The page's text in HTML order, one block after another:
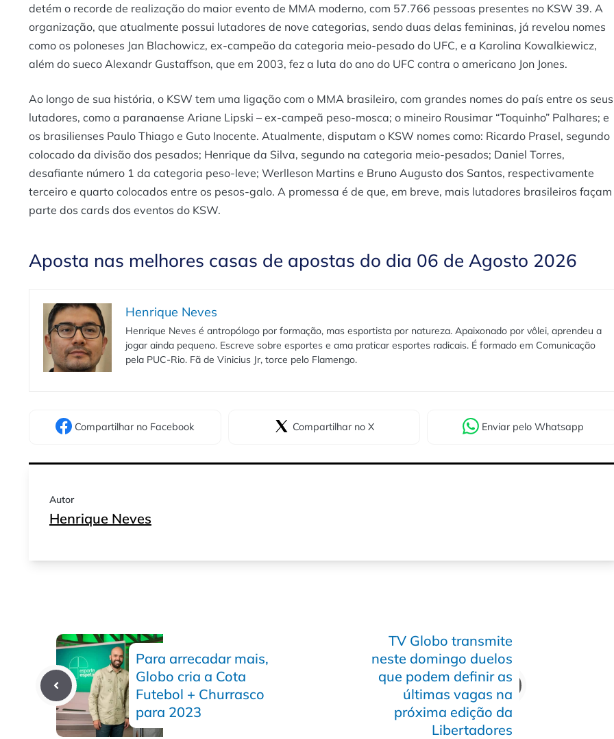
detém o recorde de realização do maior evento de MMA moderno, com 57.766 pessoas presentes no KSW 39. A
organização, que atualmente possui lutadores de nove categorias, sendo duas delas femininas, já revelou nomes
como os poloneses Jan Blachowicz, ex-campeão da categoria meio-pesado do UFC, e a Karolina Kowalkiewicz,
além do sueco Alexandr Gustaffson, que em 2003, fez a luta do ano do UFC contra o americano Jon Jones.
Ao longo de sua história, o KSW tem uma ligação com o MMA brasileiro, com grandes nomes do país entre os seus
lutadores, como a paranaense Ariane Lipski – ex-campeã peso-mosca; o mineiro Rousimar “Toquinho” Palhares; e
os brasilienses Paulo Thiago e Guto Inocente. Atualmente, disputam o KSW nomes como: Ricardo Prasel, segundo
colocado da divisão dos pesados; Henrique da Silva, segundo na categoria meio-pesados; Daniel Torres,
desafiante número 1 da categoria peso-leve; Werlleson Martins e Bruno Augusto dos Santos, respectivamente
terceiro e quarto colocados entre os pesos-galo. A promessa é de que, em breve, mais lutadores brasileiros façam
parte dos cards dos eventos do KSW.
Aposta nas melhores casas de apostas do dia 06 de Agosto 2026
Henrique Neves
Henrique Neves é antropólogo por formação, mas esportista por natureza. Apaixonado por vôlei, aprendeu a
jogar ainda pequeno. Escreve sobre esportes e ama praticar esportes radicais. É formado em Comunicação
pela PUC-Rio. Fã de Vinicius Jr, torce pelo Flamengo.
Compartilhar no Facebook Compartilhar no X Enviar pelo Whatsapp
Autor
Henrique Neves
Para arrecadar mais,
Globo cria a Cota
Futebol + Churrasco
para 2023
TV Globo transmite
neste domingo duelos
que podem definir as
últimas vagas na
próxima edição da
Libertadores